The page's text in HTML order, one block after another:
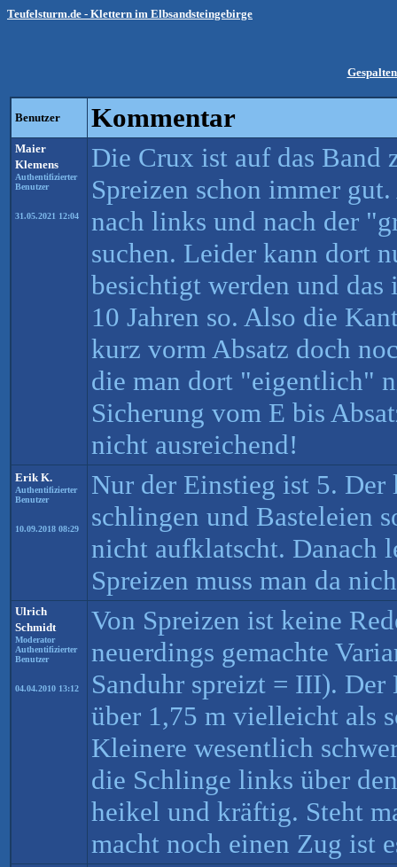
Teufelsturm.de - Klettern im Elbsandsteingebirge
Benutzer Kommentar
Maier
Klemens
Authentifizierter
Benutzer
31.05.2021 12:04
Die Crux ist auf das Band
Spreizen schon immer
nach links und nach der
suchen. Leider kann dort
besichtigt werden und das
10 Jahren so. Also die
kurz vorm Absatz doch
die man dort "eigentlich"
Sicherung vom E bis
nicht ausreichend!
Erik K.
Authentifizierter
Benutzer
10.09.2018 08:29
Nur der Einstieg ist 5. Der
schlingen und Basteleien
nicht aufklatscht. Danach
Spreizen muss man da
Ulrich
Schmidt
Moderator
Authentifizierter
Benutzer
04.04.2010 13:12
Von Spreizen ist keine
neuerdings gemachte
Sanduhr spreizt = III).
über 1,75 m vielleicht als
Kleinere wesentlich
die Schlinge links über
heikel und kräftig. Steht
macht noch einen Zug ist